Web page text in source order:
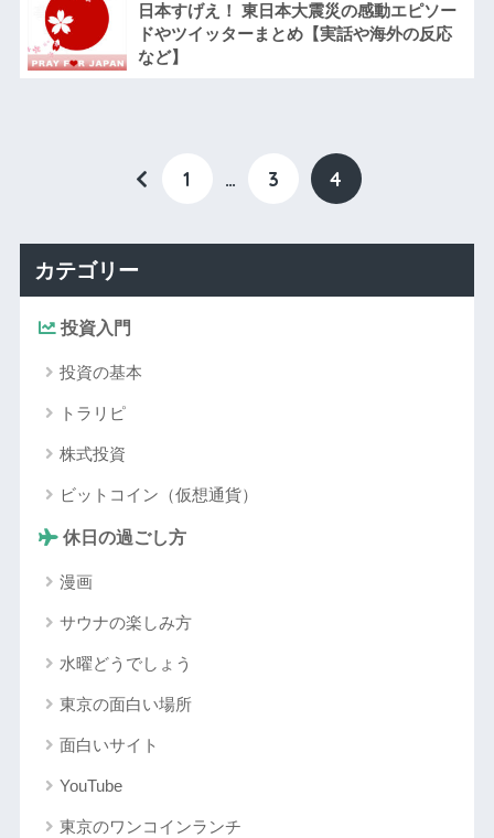
日本すげえ！ 東日本大震災の感動エピソー
ドやツイッターまとめ【実話や海外の反応
など】
1 … 3 4
カテゴリー
投資入門
投資の基本
トラリピ
株式投資
ビットコイン（仮想通貨）
休日の過ごし方
漫画
サウナの楽しみ方
水曜どうでしょう
東京の面白い場所
面白いサイト
YouTube
東京のワンコインランチ